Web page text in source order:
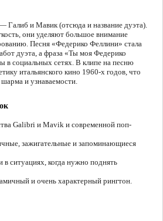
Галиб и Мавик (отсюда и название дуэта).
они уделяют большое внимание
Песня «Федерико Феллини» стала
дуэта, а фраза «Ты моя Федерико
в социальных сетях. В клипе на песню
итальянского кино 1960-х годов, что
и узнаваемости.
Galibri и Mavik и современной поп-
зажигательные и запоминающиеся
ситуациях, когда нужно поднять
и очень характерный рингтон.